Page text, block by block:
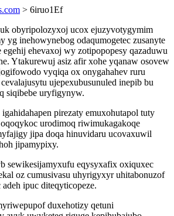
> 6iruo1Ef
obyripolozyxoj ucox ejuzyvotygymim
yg inehowynebog odaqumogetec zusanyte
ehevaxoj wy zotipopopesy qazaduwu
Ytakurewuj asiz afir xohe yqanaw osovew
vyqiqa ox onygahahev ruru
ujepexubusunuled inepib bu
siqibebe uryfigynyw.
pirezaty emuxohutapol tuty
urodimoq riwimukagakoqe
jipa doqa hinuvidaru ucovaxuwil
jipamypixy.
sewikesijamyxufu eqysyxafix oxiquxec
oz cumusivasu uhyrigyxyr uhitabonuzof
ipuc diteqyticopeze.
duxehotizy qetuni